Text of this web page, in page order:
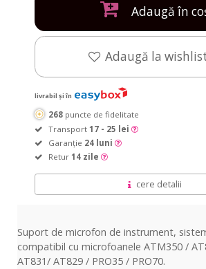
Adaugă în
Adaugă la
livrabil și în
268 puncte de fidelitate
Transport 17 - 25 lei
Garanție 24 luni
Retur 14 zile
cere detalii
Suport de microfon de instrument,
compatibil cu microfoanele ATM350 /
AT831/ AT829 / PRO35 / PRO70.